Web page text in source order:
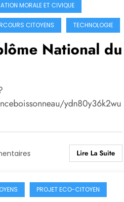
MORALE ET CIVIQUE
CITOYENS TECHNOLOGIE
National du
ydn80y36k2wu
Lire La Suite
PROJET ECO-CITOYEN